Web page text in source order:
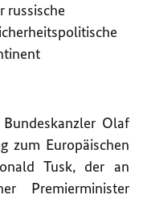
russische
Olaf
zum Europäischen
Tusk, der an
Premierminister